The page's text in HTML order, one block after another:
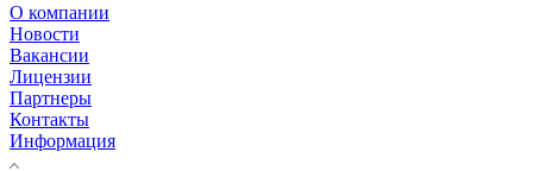
О компании
Новости
Вакансии
Лицензии
Партнеры
Контакты
Информация